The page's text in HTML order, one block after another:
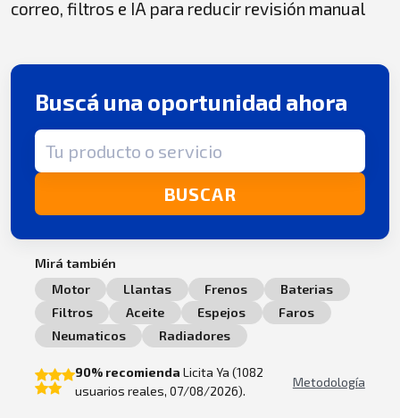
correo, filtros e IA para reducir revisión manual
Buscá una oportunidad ahora
Término de búsqueda
BUSCAR
Mirá también
Motor
Llantas Frenos
Baterias
Filtros
Aceite Espejos
Faros
Neumaticos
Radiadores
90% recomienda Licita Ya (1082
usuarios reales, 07/08/2026).
Metodología